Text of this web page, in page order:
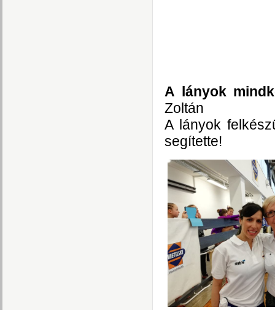
A lányok
Zoltán
A lányok
segítette!